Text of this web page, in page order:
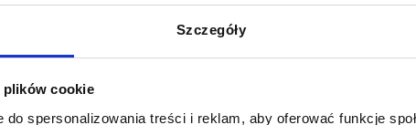
Szczegóły
plików cookie
spersonalizowania treści i reklam, aby oferować funkcje
26 16 31 —
30 18 37 —